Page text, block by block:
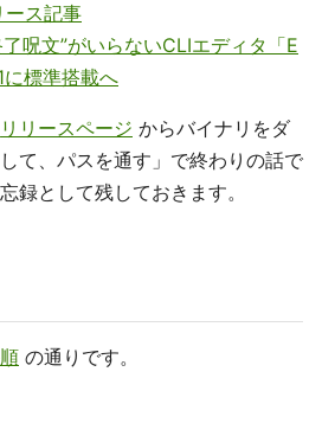
ース記事
呪文”がいらないCLIエディタ「E
標準搭載へ
リリースページ からバイナリをダ
て、パスを通す」で終わりの話で
録として残しておきます。
の通りです。